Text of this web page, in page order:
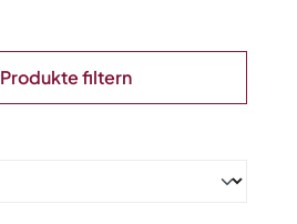
Produkte filtern